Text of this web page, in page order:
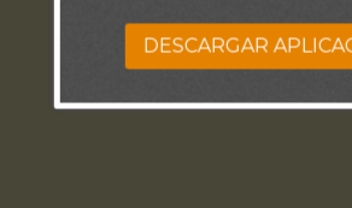
DESCARGAR